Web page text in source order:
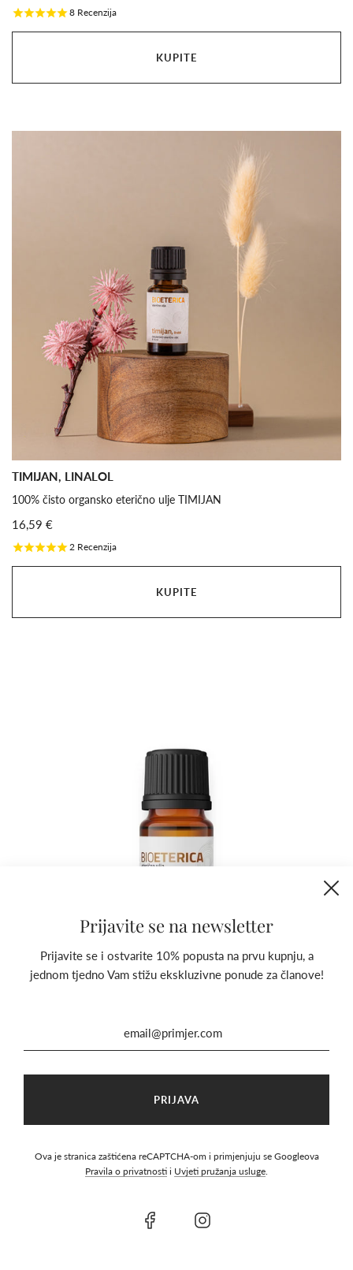
8 Recenzija
KUPITE
TIMIJAN, LINALOL
100% čisto organsko eterično ulje TIMIJAN
16,59 €
2 Recenzija
KUPITE
100% čisto organsko eterično ulje TAMJANOVAC
KUPITE
Prijavite se na newsletter
Prijavite se i ostvarite 10% popusta na prvu kupnju, a
jednom tjedno Vam stižu ekskluzivne ponude za članove!
Ova je stranica zaštićena reCAPTCHA-om i primjenjuju se Googleova
Pravila o privatnosti i Uvjeti pružanja usluge.